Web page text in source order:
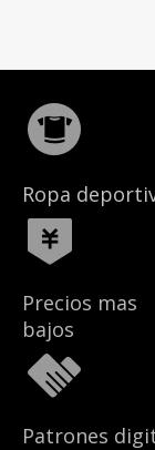
Ropa
Precios mas
bajos
Patrones